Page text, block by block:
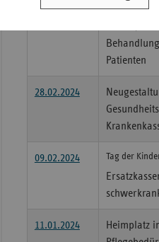
Hamburgs
Patienten
28.02.2024
09.02.2024 Tag der
11.01.2024
Heimplatz